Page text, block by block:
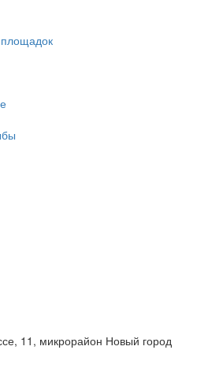
11, микрорайон Новый город